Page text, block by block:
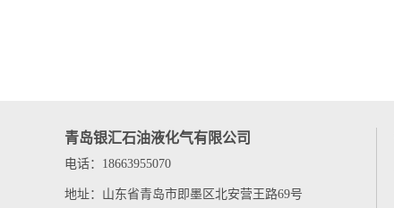
青岛银汇石油液化气有限公司
电话：18663955070
地址：山东省青岛市即墨区北安营王路69号